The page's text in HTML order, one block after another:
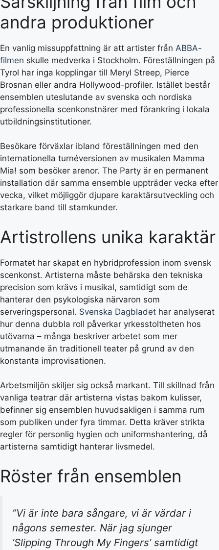
andra produktioner
En vanlig missuppfattning är att artister från ABBA-
filmen skulle medverka i Stockholm. Föreställningen på
Tyrol har inga kopplingar till Meryl Streep, Pierce
Brosnan eller andra Hollywood-profiler. Istället består
ensemblen uteslutande av svenska och nordiska
professionella scenkonstnärer med förankring i lokala
utbildningsinstitutioner.
Besökare förväxlar ibland föreställningen med den
internationella turnéversionen av musikalen Mamma
Mia! som besöker arenor. The Party är en permanent
installation där samma ensemble uppträder vecka efter
vecka, vilket möjliggör djupare karaktärsutveckling och
starkare band till stamkunder.
Artistrollens unika karaktär
Formatet har skapat en hybridprofession inom svensk
scenkonst. Artisterna måste behärska den tekniska
precision som krävs i musikal, samtidigt som de
hanterar den psykologiska närvaron som
serveringspersonal. Svenska Dagbladet har analyserat
hur denna dubbla roll påverkar yrkesstoltheten hos
utövarna – många beskriver arbetet som mer
utmanande än traditionell teater på grund av den
konstanta improvisationen.
Arbetsmiljön skiljer sig också markant. Till skillnad från
vanliga teatrar där artisterna vistas bakom kulisser,
befinner sig ensemblen huvudsakligen i samma rum
som publiken under fyra timmar. Detta kräver strikta
regler för personlig hygien och uniformshantering, då
artisterna samtidigt hanterar livsmedel.
Röster från ensemblen
”Vi är inte bara sångare, vi är värdar i
någons semester. När jag sjunger
’Slipping Through My Fingers’ samtidigt